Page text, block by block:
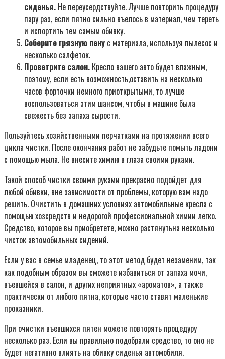
сиденья. Не переусердствуйте. Лучше повторить процедуру
пару раз, если пятно сильно въелось в материал, чем тереть
и испортить тем самым обивку.
Соберите грязную пену с материала, используя пылесос и
несколько салфеток.
Проветрите салон. Кресло вашего авто будет влажным,
поэтому, если есть возможность,оставить на несколько
часов форточки немного приоткрытыми, то лучше
воспользоваться этим шансом, чтобы в машине была
свежесть без запаха сырости.
Пользуйтесь хозяйственными перчатками на протяжении всего
цикла чистки. После окончания работ не забудьте помыть ладони
с помощью мыла. Не внесите химию в глаза своими руками.
Такой способ чистки своими руками прекрасно подойдет для
любой обивки, вне зависимости от проблемы, которую вам надо
решить. Очистить в домашних условиях автомобильные кресла с
помощью хозсредств и недорогой профессиональной химии легко.
Средство, которое вы приобретете, можно растянутьна несколько
чисток автомобильных сидений.
Если у вас в семье младенец, то этот метод будет незаменим, так
как подобным образом вы сможете избавиться от запаха мочи,
въевшейся в салон, и других неприятных «ароматов», а также
практически от любого пятна, которые часто ставят маленькие
проказники.
При очистки въевшихся пятен можете повторять процедуру
несколько раз. Если вы правильно подобрали средство, то оно не
будет негативно влиять на обивку сиденья автомобиля.